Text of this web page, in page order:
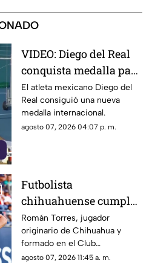
VIDEO: Diego del Real
conquista medalla para
México en lanzamiento
de martillo
El atleta mexicano Diego del
Real consiguió una nueva
medalla internacional.
agosto 07, 2026 04:07 p. m.
Futbolista
chihuahuense cumple
el sueño de enfrentar a
Lionel Messi en la
Leagues Cup 2026
Román Torres, jugador
originario de Chihuahua y
formado en el Club
Independiente Chihuahua, fue
agosto 07, 2026 11:45 a. m.